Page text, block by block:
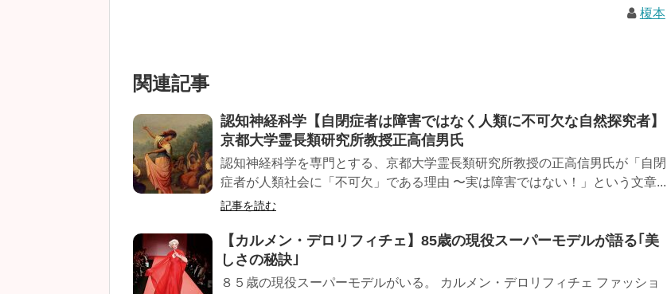
榎本
関連記事
認知神経科学【自閉症者は障害ではなく人類に不可欠な自然探究者】
京都大学霊長類研究所教授正高信男氏
認知神経科学を専門とする、京都大学霊長類研究所教授の正高信男氏が「自閉
症者が人類社会に「不可欠」である理由 〜実は障害ではない！」という文章...
記事を読む
【カルメン・デロリフィチェ】85歳の現役スーパーモデルが語る｢美
しさの秘訣｣
８５歳の現役スーパーモデルがいる。 カルメン・デロリフィチェ ファッショ